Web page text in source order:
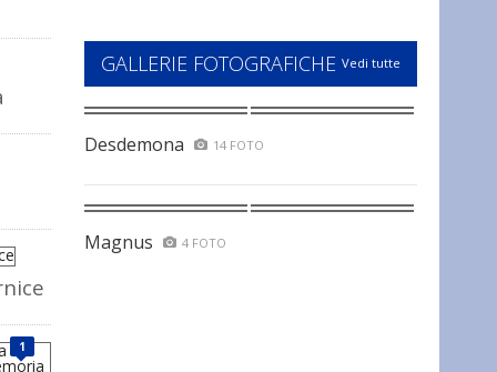
1
GALLERIE FOTOGRAFICHE Vedi tutte
Desdemona 14 FOTO
Magnus 4 FOTO